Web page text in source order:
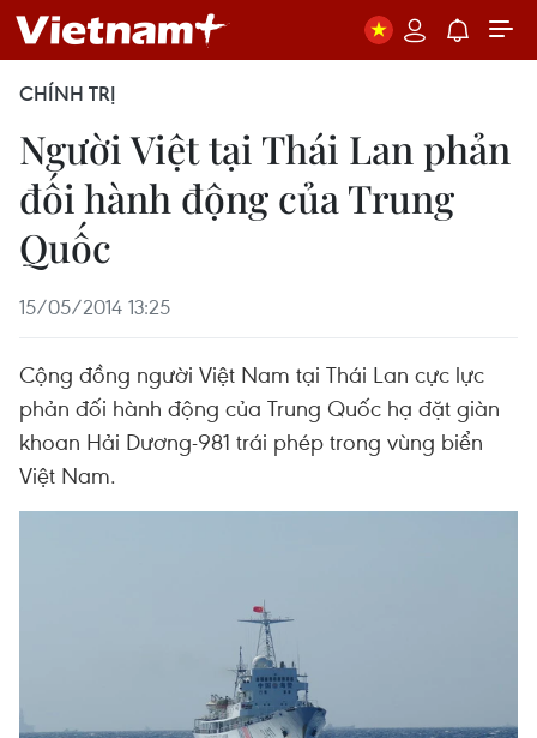
CHÍNH TRỊ
Người Việt tại Thái Lan phản
đối hành động của Trung
Quốc
15/05/2014 13:25
Cộng đồng người Việt Nam tại Thái Lan cực lực
phản đối hành động của Trung Quốc hạ đặt giàn
khoan Hải Dương-981 trái phép trong vùng biển
Việt Nam.